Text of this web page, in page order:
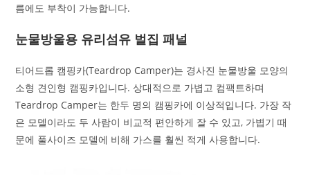
름에도 부착이 가능합니다.
눈물방울용 유리섬유 벌집 패널
티어드롭 캠핑카(Teardrop Camper)는 경사진 눈물방울 모양의
소형 견인형 캠핑카입니다. 상대적으로 가볍고 컴팩트하며
Teardrop Camper는 한두 명의 캠핑카에 이상적입니다. 가장 작
은 모델이라도 두 사람이 비교적 편안하게 잘 수 있고, 가볍기 때
문에 풀사이즈 모델에 비해 가스를 훨씬 적게 사용합니다.